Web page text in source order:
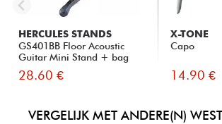
HERCULES STANDS
GS401BB Floor Acoustic
Guitar Mini Stand + bag
28.60 €
X-TONE
Capo
14.90 €
VERGELIJK MET ANDERE(N)